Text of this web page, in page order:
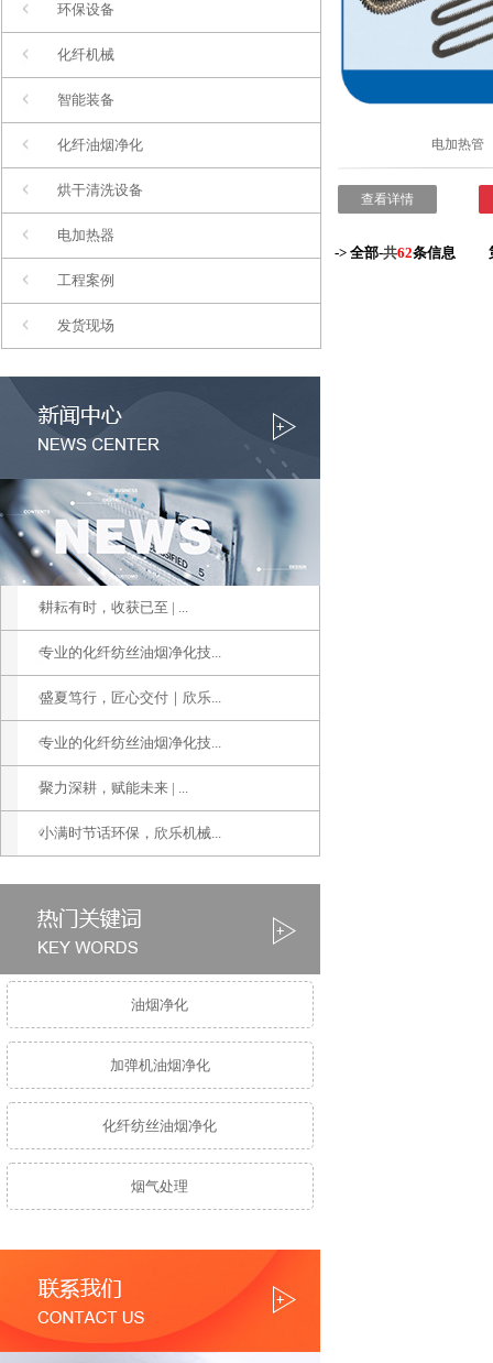
环保设备
化纤机械
智能装备
化纤油烟净化
烘干清洗设备
电加热器
工程案例
发货现场
耕耘有时，收获已至 | ...
专业的化纤纺丝油烟净化技...
盛夏笃行，匠心交付｜欣乐...
专业的化纤纺丝油烟净化技...
聚力深耕，赋能未来 | ...
小满时节话环保，欣乐机械...
油烟净化
加弹机油烟净化
化纤纺丝油烟净化
烟气处理
电加热管
查看详情
-> 全部-共62条信息